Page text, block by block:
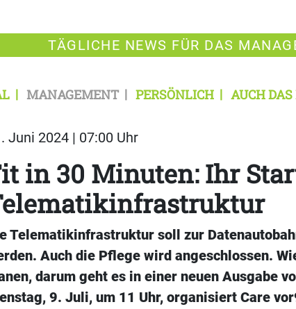
TÄGLICHE NEWS FÜR DAS
MANAGEMENT PERSÖNLICH AUCH DAS
Juni 2024 | 07:00 Uhr
in 30 Minuten: Ihr
Telematikinfrastruktur soll zur
Auch die Pflege wird angeschlossen.
darum geht es in einer neuen Ausgabe
9. Juli, um 11 Uhr, organisiert Care